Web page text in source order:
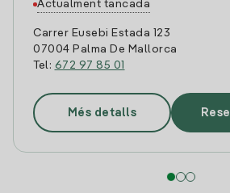
Actualment tancada
Carrer Eusebi Estada 123
07004 Palma De Mallorca
Tel: 672 97 85 01
Més detalls